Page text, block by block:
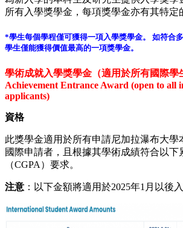
所有入學獎學金，每項獎學金亦有其特定
*學生每個學程僅可獲得一項入學獎學金。 如符合
學生僅能獲得價值最高的一項獎學金。
學術成就入學獎學金（適用於所有國際學
Achievement Entrance Award (open to all
applicants)
資格
此獎學金適用於所有申請尼加拉瀑布大學
國際申請者，且根據其學術成績符合以下
（CGPA）要求。
注意 ：以下金額將適用於2025年1月以後